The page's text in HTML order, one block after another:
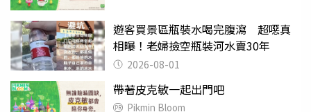
遊客買景區瓶裝水喝完腹瀉 超噁真
相曝！老婦撿空瓶裝河水賣30年
2026-08-01
帶著皮克敏一起出門吧
Pikmin Bloom